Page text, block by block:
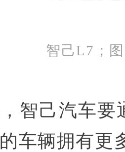
智己L7；
智己汽车
车辆拥有更